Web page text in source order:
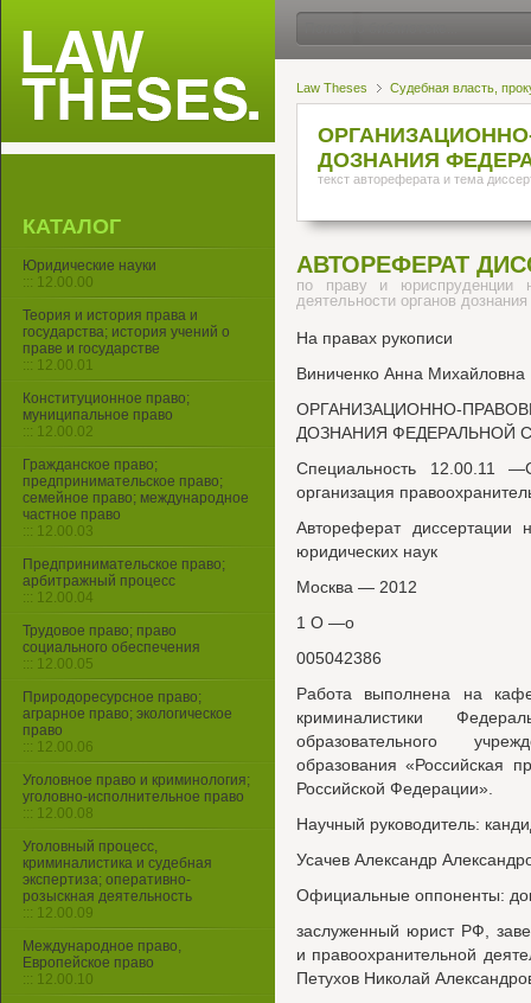
Law Theses Судебная власть,
ДОЗНАНИЯ
текст автореферата и тема
АВТОРЕФЕРАТ
по праву и юриспруденции
деятельности органов
На правах рукописи
Виниченко Анна Михайловна
ОРГАНИЗАЦИОННО-
ДОЗНАНИЯ ФЕДЕРАЛЬНОЙ
Специальность 12.00.11
организация
Автореферат диссертации
юридических наук
Москва — 2012
1 О —о
005042386
Работа выполнена на
криминалистики
образовательного
образования «Российская
Российской Федерации».
Научный руководитель:
Усачев Александр
Официальные оппоненты:
заслуженный юрист РФ,
и правоохранительной
Петухов Николай
КАТАЛОГ
Юридические науки
::: 12.00.00
Теория и история права и
государства; история учений о
праве и государстве
::: 12.00.01
Конституционное право;
муниципальное право
::: 12.00.02
Гражданское право;
предпринимательское право;
семейное право; международное
частное право
::: 12.00.03
Предпринимательское право;
арбитражный процесс
::: 12.00.04
Трудовое право; право
социального обеспечения
::: 12.00.05
Природоресурсное право;
аграрное право; экологическое
право
::: 12.00.06
Уголовное право и криминология;
уголовно-исполнительное право
::: 12.00.08
Уголовный процесс,
криминалистика и судебная
экспертиза; оперативно-
розыскная деятельность
::: 12.00.09
Международное право,
Европейское право
::: 12.00.10